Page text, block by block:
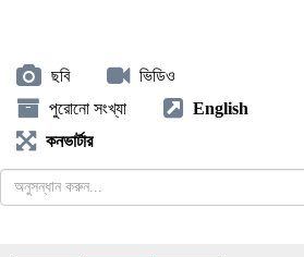
ছবি
ভিডিও
পুরোনো সংখ্যা
English
কনভার্টার